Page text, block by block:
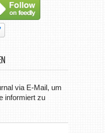
via E-Mail, um
informiert zu